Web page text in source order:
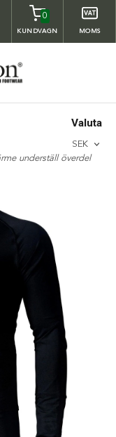
0
KUNDVAGN MOMS
Valuta
SEK
underställ överdel